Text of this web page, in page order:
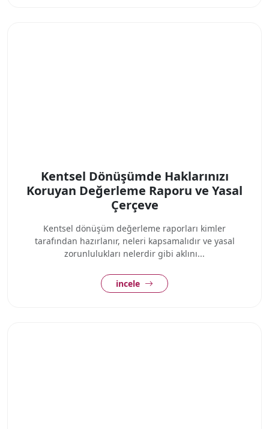
Kentsel Dönüşümde Haklarınızı
Koruyan Değerleme Raporu ve Yasal
Çerçeve
Kentsel dönüşüm değerleme raporları kimler
tarafından hazırlanır, neleri kapsamalıdır ve yasal
zorunlulukları nelerdir gibi aklını...
incele